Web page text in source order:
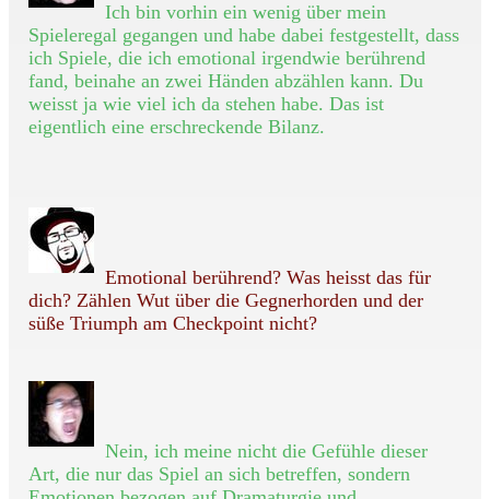
Ich bin vorhin ein wenig über mein
Spieleregal gegangen und habe dabei festgestellt, dass
ich Spiele, die ich emotional irgendwie berührend
fand, beinahe an zwei Händen abzählen kann. Du
weisst ja wie viel ich da stehen habe. Das ist
eigentlich eine erschreckende Bilanz.
Emotional berührend? Was heisst das für
dich? Zählen Wut über die Gegnerhorden und der
süße Triumph am Checkpoint nicht?
Nein, ich meine nicht die Gefühle dieser
Art, die nur das Spiel an sich betreffen, sondern